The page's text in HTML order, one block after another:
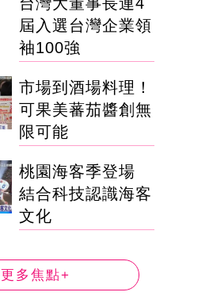
屆入選台灣企業領
袖100強
市場到酒場料理！
可果美蕃茄醬創無
限可能
桃園海客季登場
結合科技認識海客
文化
更多焦點+